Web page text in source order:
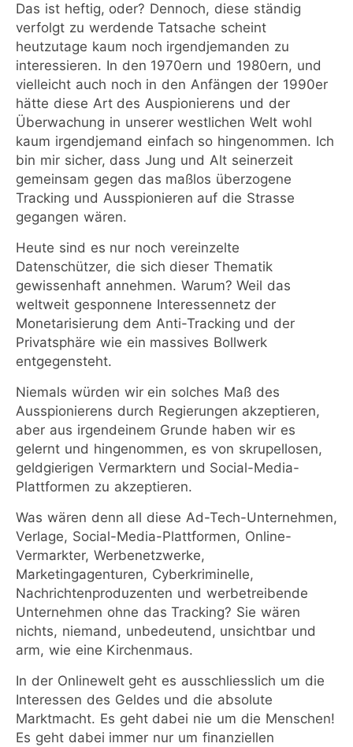
Das ist heftig, oder? Dennoch, diese ständig
verfolgt zu werdende Tatsache scheint
heutzutage kaum noch irgendjemanden zu
interessieren. In den 1970ern und 1980ern, und
vielleicht auch noch in den Anfängen der 1990er
hätte diese Art des Auspionierens und der
Überwachung in unserer westlichen Welt wohl
kaum irgendjemand einfach so hingenommen. Ich
bin mir sicher, dass Jung und Alt seinerzeit
gemeinsam gegen das maßlos überzogene
Tracking und Ausspionieren auf die Strasse
gegangen wären.
Heute sind es nur noch vereinzelte
Datenschützer, die sich dieser Thematik
gewissenhaft annehmen. Warum? Weil das
weltweit gesponnene Interessennetz der
Monetarisierung dem Anti-Tracking und der
Privatsphäre wie ein massives Bollwerk
entgegensteht.
Niemals würden wir ein solches Maß des
Ausspionierens durch Regierungen akzeptieren,
aber aus irgendeinem Grunde haben wir es
gelernt und hingenommen, es von skrupellosen,
geldgierigen Vermarktern und Social-Media-
Plattformen zu akzeptieren.
Was wären denn all diese Ad-Tech-Unternehmen,
Verlage, Social-Media-Plattformen, Online-
Vermarkter, Werbenetzwerke,
Marketingagenturen, Cyberkriminelle,
Nachrichtenproduzenten und werbetreibende
Unternehmen ohne das Tracking? Sie wären
nichts, niemand, unbedeutend, unsichtbar und
arm, wie eine Kirchenmaus.
In der Onlinewelt geht es ausschliesslich um die
Interessen des Geldes und die absolute
Marktmacht. Es geht dabei nie um die Menschen!
Es geht dabei immer nur um finanziellen